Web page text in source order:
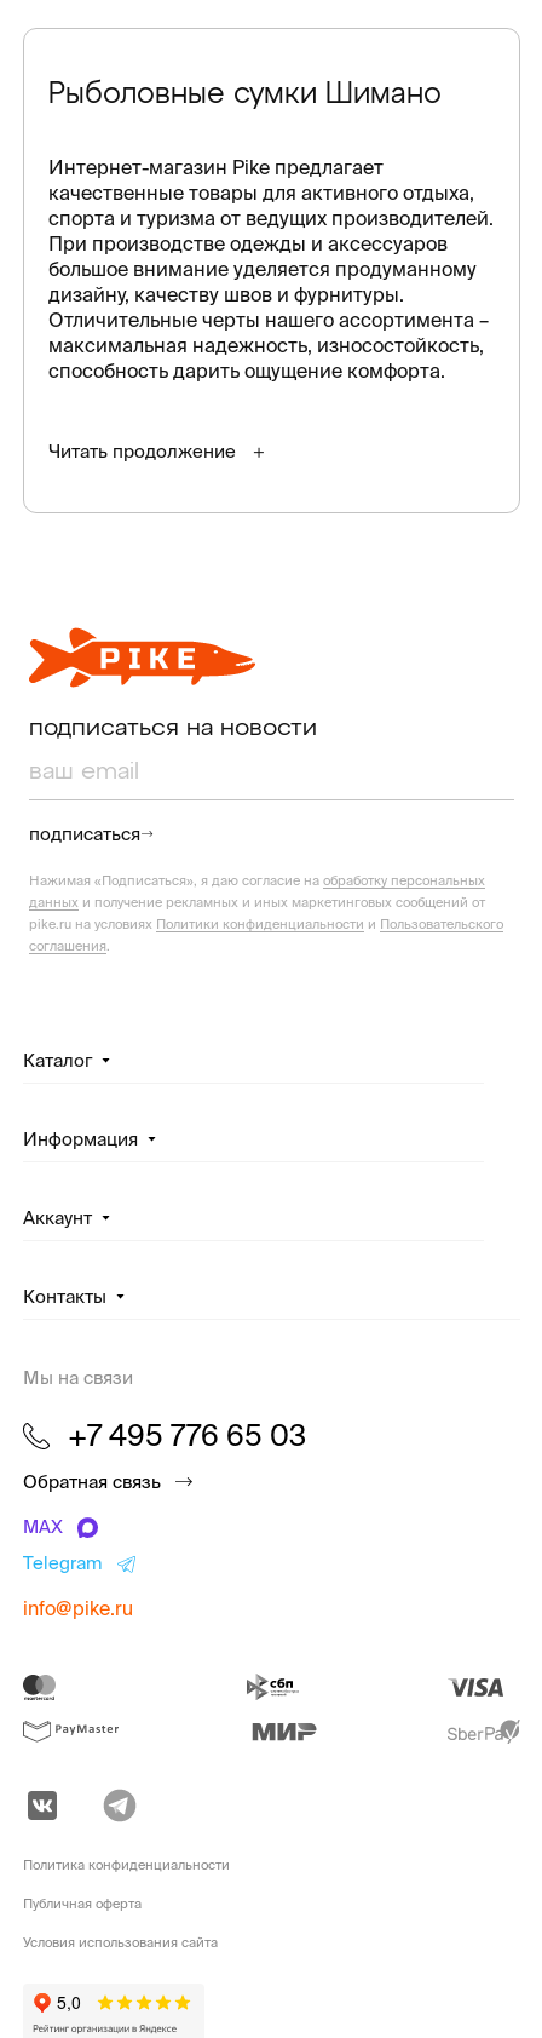
Рыболовные сумки Шимано
Интернет-магазин Pike предлагает
качественные товары для активного отдыха,
спорта и туризма от ведущих производителей.
При производстве одежды и аксессуаров
большое внимание уделяется продуманному
дизайну, качеству швов и фурнитуры.
Отличительные черты нашего ассортимента –
максимальная надежность, износостойкость,
способность дарить ощущение комфорта.
Читать продолжение
подписаться на новости
подписаться
Нажимая «Подписаться», я даю согласие на обработку персональных
данных и получение рекламных и иных маркетинговых сообщений от
pike.ru на условиях Политики конфиденциальности и Пользовательского
соглашения
Каталог
Информация
Аккаунт
Контакты
Мы на связи
+7 495 776 65 03
Обратная связь
MAX
Telegram
info@pike.ru
Политика конфиденциальности
Публичная оферта
Условия использования сайта